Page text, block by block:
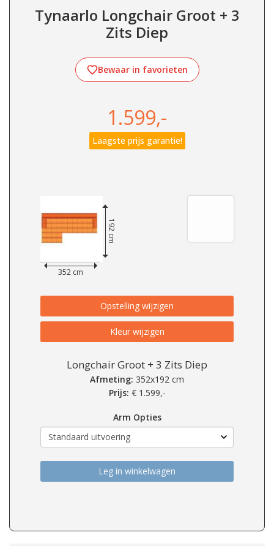
Tynaarlo Longchair Groot + 3
Zits Diep
Bewaar in favorieten
1.599,-
Laagste prijs garantie!
352 cm
192 cm
Opstelling wijzigen
Kleur wijzigen
Longchair Groot + 3 Zits Diep
Afmeting: 352x192 cm
Prijs: € 1.599,-
Arm Opties
Leg in winkelwagen